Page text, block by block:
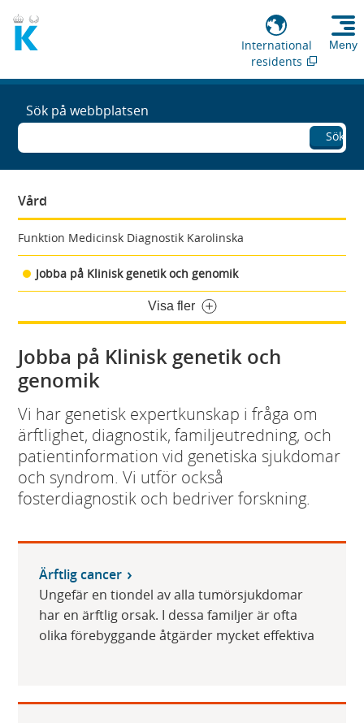
International
residents
Meny
Sök på webbplatsen
Sök
Vård
Funktion Medicinsk Diagnostik Karolinska
Jobba på Klinisk genetik och genomik
Visa fler
Jobba på Klinisk genetik och
genomik
Vi har genetisk expertkunskap i fråga om
ärftlighet, diagnostik, familjeutredning, och
patientinformation vid genetiska sjukdomar
och syndrom. Vi utför också
fosterdiagnostik och bedriver forskning.
Ärftlig cancer
Ungefär en tiondel av alla tumörsjukdomar
har en ärftlig orsak. I dessa familjer är ofta
olika förebyggande åtgärder mycket effektiva